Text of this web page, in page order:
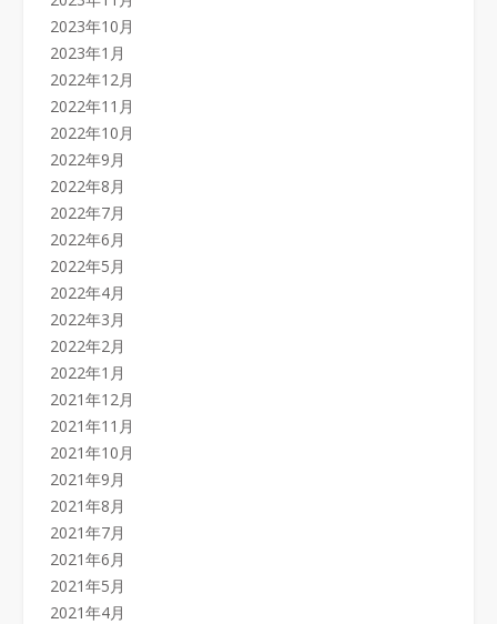
2023年10月
2023年1月
2022年12月
2022年11月
2022年10月
2022年9月
2022年8月
2022年7月
2022年6月
2022年5月
2022年4月
2022年3月
2022年2月
2022年1月
2021年12月
2021年11月
2021年10月
2021年9月
2021年8月
2021年7月
2021年6月
2021年5月
2021年4月